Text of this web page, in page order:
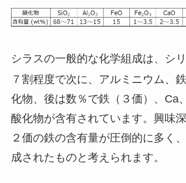
シラスの一般的な化学組成は、シ
７割程度で次に、アルミニウム、
化物、後は数％で鉄（３価）、Ca
酸化物が含有されています。興味深
２価の鉄の含有量が圧倒的に多く
成されたものと考えられます。